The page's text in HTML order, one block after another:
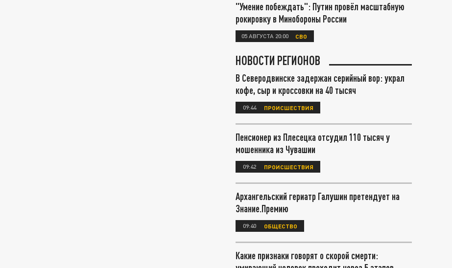
"Умение побеждать": Путин провёл масштабную
рокировку в Минобороны России
05 АВГУСТА 20:00 СВО
НОВОСТИ РЕГИОНОВ
В Северодвинске задержан серийный вор: украл
кофе, сыр и кроссовки на 40 тысяч
09:44 ПРОИСШЕСТВИЯ
Пенсионер из Плесецка отсудил 110 тысяч у
мошенника из Чувашии
09:42 ПРОИСШЕСТВИЯ
Архангельский гериатр Галушин претендует на
Знание.Премию
09:40 ОБЩЕСТВО
Какие признаки говорят о скорой смерти: